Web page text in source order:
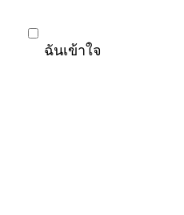
ฉันเข้าใจ